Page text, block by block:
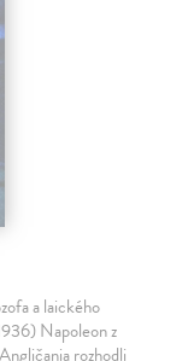
a laického
Napoleon z
rozhodli